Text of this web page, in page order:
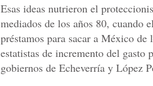
Esas ideas nutrieron el
mediados de los años 80, cuando
préstamos para sacar a México
estatistas de incremento del gasto
gobiernos de Echeverría y López